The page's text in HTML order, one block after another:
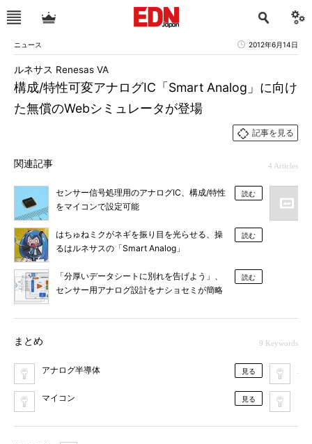
ニュース 2012年6月14日
構成/特性可変アナログIC「Smart Analog」に向け
た無償のWebシミュレータが登場
ルネサス Renesas VA
記事を見る
関連記事 4 Articles
センサー信号処理用のアナログIC、構成/特性
をマイコンで設定可能
読む
はちゅねミクがネギを振り目を光らせる、操
るはルネサスの「Smart Analog」
読む
「分厚いデータシートに別れを告げよう」、
センサー用アナログ設計をナショセミが簡略
読む
まとめ 9 Keywords
アナログ半導体 見る
マイコン 見る